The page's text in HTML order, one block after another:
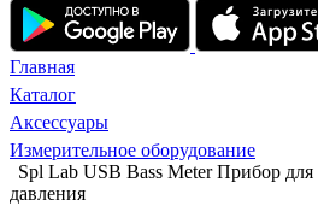
Главная
Каталог
Аксессуары
Измерительное оборудование
Spl Lab USB Bass Meter Прибор для
давления